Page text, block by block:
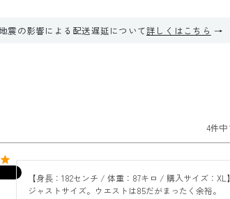
震の影響による配送遅延について詳しくはこちら
4件中
【身長：182センチ / 体重：87キロ / 購入サイズ：XL】
ジャストサイズ。ウエストは85だがまったく余裕。